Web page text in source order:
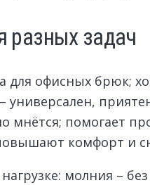
разных задач
для офисных брюк;
универсален,
мнётся; помогает
комфорт и
молния –